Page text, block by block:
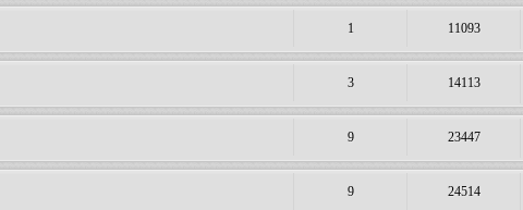
1 11093
3 14113
9 23447
9 24514